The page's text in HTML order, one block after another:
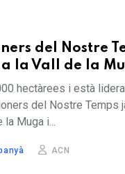
del Nostre
la Vall de la
hectàrees i està
del Nostre
Muga i...
ACN